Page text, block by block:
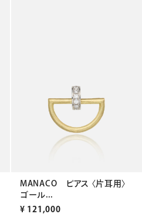
MANACO ピアス 〈片耳用〉
ゴール...
¥ 121,000